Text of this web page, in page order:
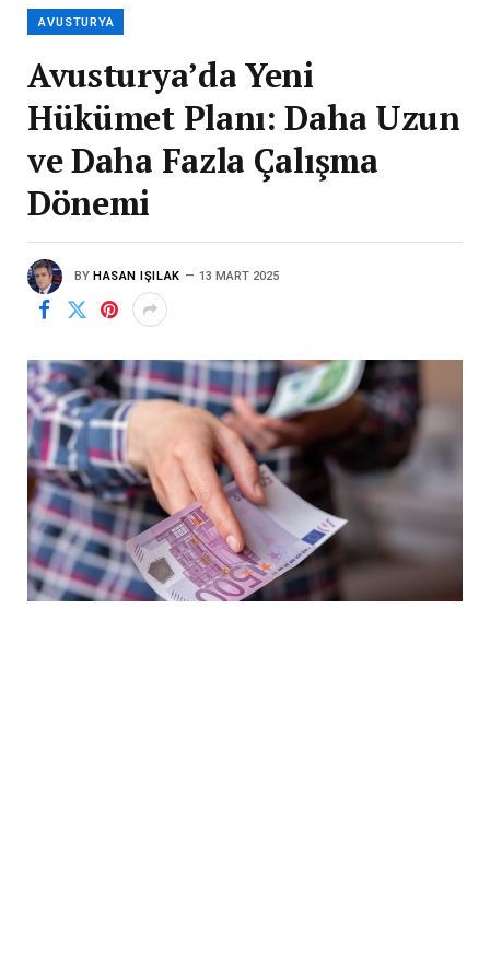
AVUSTURYA
Avusturya’da Yeni
Hükümet Planı: Daha Uzun
ve Daha Fazla Çalışma
Dönemi
BY HASAN IŞILAK 13 MART 2025